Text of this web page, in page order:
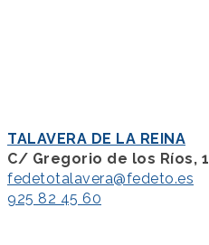
TALAVERA DE LA REINA
C/ Gregorio de los Ríos, 1
fedetotalavera@fedeto.es
925 82 45 60